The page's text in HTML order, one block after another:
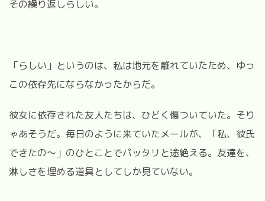
その繰り返しらしい。
「らしい」というのは、私は地元を離れていたため、ゆっ
この依存先にならなかったからだ。
彼女に依存された友人たちは、ひどく傷ついていた。そり
ゃあそうだ。毎日のように来ていたメールが、「私、彼氏
できたの～」のひとことでパッタリと途絶える。友達を、
淋しさを埋める道具としてしか見ていない。